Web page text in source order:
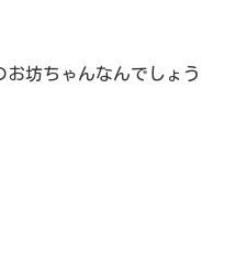
坊ちゃんなんでしょう